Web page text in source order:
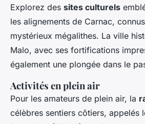
Explorez des sites culturels
les alignements de Carnac,
mystérieux mégalithes. La ville
Malo, avec ses fortifications
également une plongée dans le
Activités en plein air
Pour les amateurs de plein air, la
célèbres sentiers côtiers, appelés